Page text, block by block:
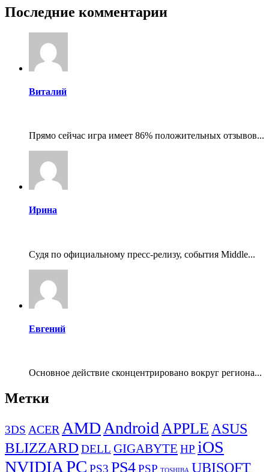
Последние комментарии
Виталий
Прямо сейчас игра имеет 86% положительных отзывов...
Ирина
Судя по официальному пресс-релизу, события Middle...
Евгений
Основное действие сконцентрировано вокруг региона...
Метки
3DS ACER AMD Android APPLE ASUS
BLIZZARD DELL GIGABYTE HP iOS
NVIDIAPC PS3 PS4PSP TOSHIBA UBISOFT